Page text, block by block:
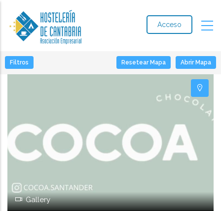
Acceso
Filtros Resetear Mapa Abrir Mapa
Gallery
+